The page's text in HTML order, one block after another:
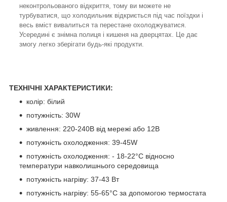
неконтрольованого відкриття, тому ви можете не
турбуватися, що холодильник відкриється під час поїздки і
весь вміст вивалиться та перестане охолоджуватися.
Усередині є знімна полиця і кишеня на дверцятах. Це дає
змогу легко зберігати будь-які продукти.
ТЕХНІЧНІ ХАРАКТЕРИСТИКИ:
колір: білий
потужність: 30W
живлення: 220-240В від мережі або 12В
потужність охолодження: 39-45W
потужність охолодження: - 18-22°C відносно
температури навколишнього середовища
потужність нагріву: 37-43 Вт
потужність нагріву: 55-65°C за допомогою термостата